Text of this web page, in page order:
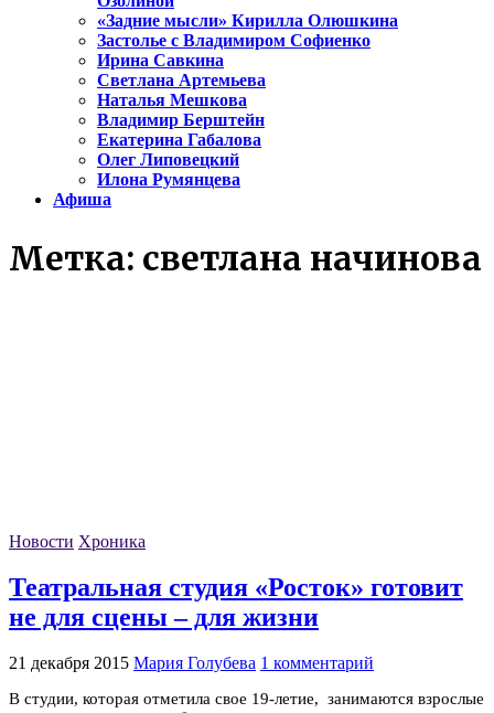
«Задние мысли» Кирилла Олюшкина
Застолье с Владимиром Софиенко
Ирина Савкина
Светлана Артемьева
Наталья Мешкова
Владимир Берштейн
Екатерина Габалова
Олег Липовецкий
Илона Румянцева
Афиша
Метка: светлана начинова
Новости Хроника
Театральная студия «Росток» готовит
не для сцены – для жизни
21 декабря 2015 Мария Голубева 1 комментарий
В студии, которая отметила свое 19-летие, занимаются взрослые